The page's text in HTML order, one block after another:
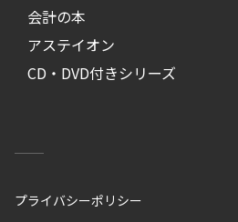
会計の本
アステイオン
CD・DVD付きシリーズ
プライバシーポリシー